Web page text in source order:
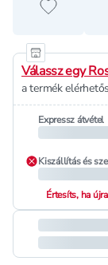
Válassz egy
a termék
Expressz átvétel
Kiszállítás és
Értesíts, ha